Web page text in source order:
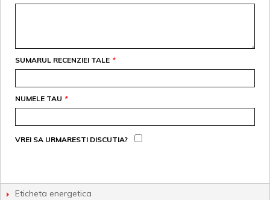
*
SUMARUL RECENZIEI TALE
*
NUMELE TAU
VREI SA URMARESTI DISCUTIA?
Eticheta energetica